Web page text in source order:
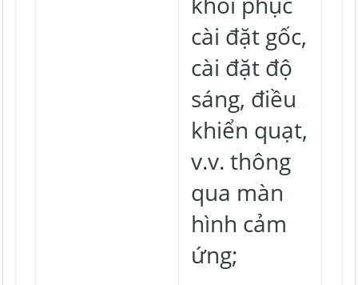
cài đặt gốc,
cài đặt độ
sáng, điều
khiển quạt,
v.v. thông
qua màn
hình cảm
ứng;